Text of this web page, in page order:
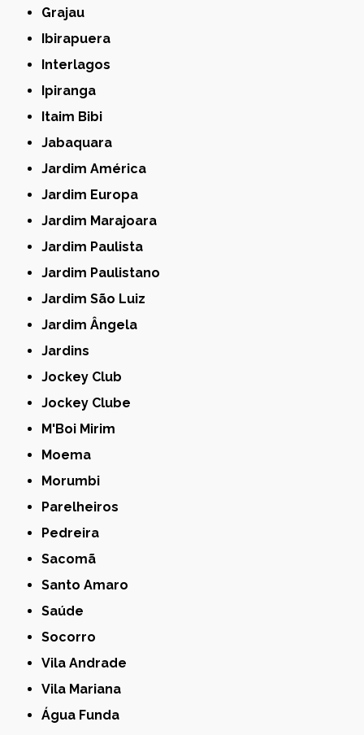
Grajau
Ibirapuera
Interlagos
Ipiranga
Itaim Bibi
Jabaquara
Jardim América
Jardim Europa
Jardim Marajoara
Jardim Paulista
Jardim Paulistano
Jardim São Luiz
Jardim Ângela
Jardins
Jockey Club
Jockey Clube
M'Boi Mirim
Moema
Morumbi
Parelheiros
Pedreira
Sacomã
Santo Amaro
Saúde
Socorro
Vila Andrade
Vila Mariana
Água Funda